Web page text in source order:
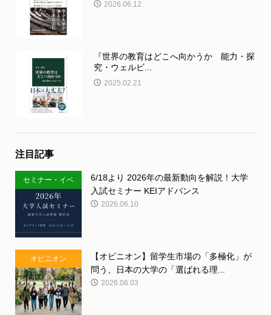
2026.06.12
『世界の教育はどこへ向かうか 能力・探
究・ウェルビ...
2025.02.21
注目記事
セミナー・イベ
ント
6/18より 2026年の最新動向を解説！大学
入試セミナー KEIアドバンス
2026.06.10
オピニオン
【オピニオン】留学生市場の「多極化」が
問う、日本の大学の「選ばれる理...
2026.06.03